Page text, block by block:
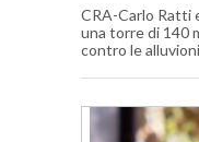
CRA-Carlo Ratti
una torre di 140
contro le